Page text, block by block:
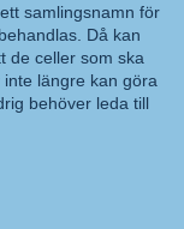
samlingsnamn för
Då kan
de celler som ska
längre kan göra
behöver leda till